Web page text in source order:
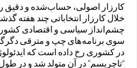
کارزار اصولی، حساب‌شده و دقیق
خلال کارزار انتخاباتی چند هفته
چشم‌انداز سیاسی و اقتصادی
سوی برنامه‌های چپ و مترقی
در کشوری رخ داده است که